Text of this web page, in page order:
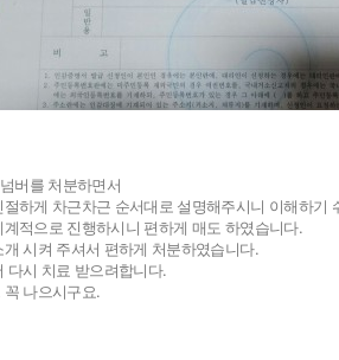
버를 처분하면서
절하게 차근차근 순서대로 설명해주시니 이해하기
적으로 진행하시니 편하게 매도 하였습니다.
시켜 주셔서 편하게 처분하였습니다.
다시 치료 받으려합니다.
나으시구요.